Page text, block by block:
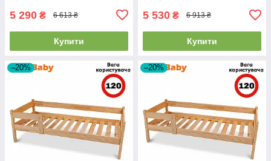
5 290 ₴ 6 613 ₴
Купити
5 530 ₴ 6 913 ₴
Купити
–20% –20%